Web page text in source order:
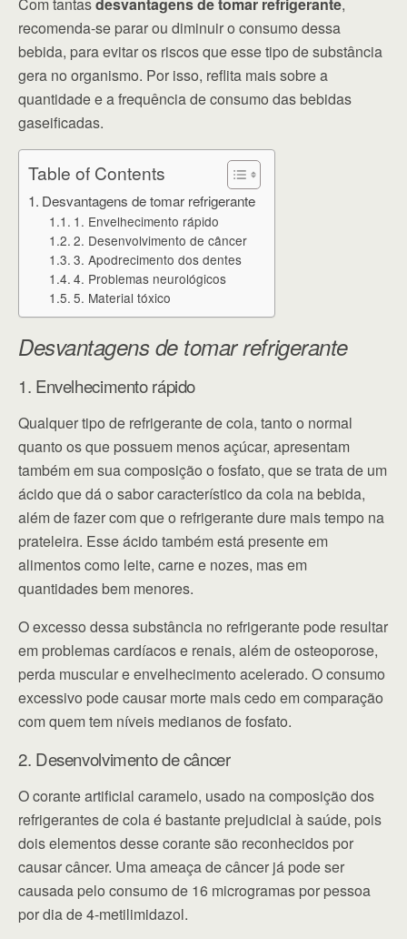
Com tantasdesvantagens de tomar refrigerante,
recomenda-se parar ou diminuir o consumo dessa
bebida, para evitar os riscos que esse tipo de substância
gera no organismo. Por isso, reflita mais sobre a
quantidade e a frequência de consumo das bebidas
gaseificadas.
Table of Contents
Desvantagens de tomar refrigerante
1. Envelhecimento rápido
2. Desenvolvimento de câncer
3. Apodrecimento dos dentes
4. Problemas neurológicos
5. Material tóxico
Desvantagens de tomar refrigerante
1. Envelhecimento rápido
Qualquer tipo de refrigerante de cola, tanto o normal
quanto os que possuem menos açúcar, apresentam
também em sua composição o fosfato, que se trata de um
ácido que dá o sabor característico da cola na bebida,
além de fazer com que o refrigerante dure mais tempo na
prateleira. Esse ácido também está presente em
alimentos como leite, carne e nozes, mas em
quantidades bem menores.
O excesso dessa substância no refrigerante pode resultar
em problemas cardíacos e renais, além de osteoporose,
perda muscular e envelhecimento acelerado. O consumo
excessivo pode causar morte mais cedo em comparação
com quem tem níveis medianos de fosfato.
2. Desenvolvimento de câncer
O corante artificial caramelo, usado na composição dos
refrigerantes de cola é bastante prejudicial à saúde, pois
dois elementos desse corante são reconhecidos por
causar câncer. Uma ameaça de câncer já pode ser
causada pelo consumo de 16 microgramas por pessoa
por dia de 4-metilimidazol.